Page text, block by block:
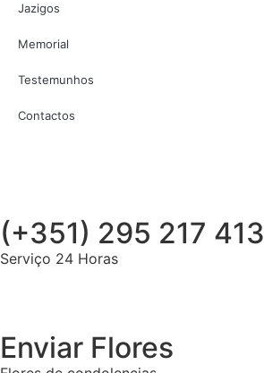
Jazigos
Memorial
Testemunhos
Contactos
(+351) 295 217 413
Serviço 24 Horas
Enviar Flores